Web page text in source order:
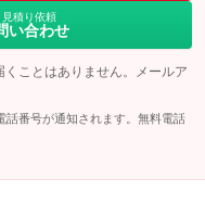
依頼（無料）
！新品バッテリー交換＆お好き
愛車にも！希望ナンバーセット
依頼（無料）
見積り依頼
い合わせ
ことはありません。メールア
番号が通知されます。無料電話